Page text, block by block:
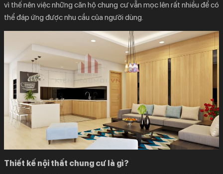
vì thế nên việc những căn hộ chung cư vẫn mọc lên rất nhiều để có
thể đáp ứng được nhu cầu của người dùng.
Thiết kế nội thất chung cư là gì?